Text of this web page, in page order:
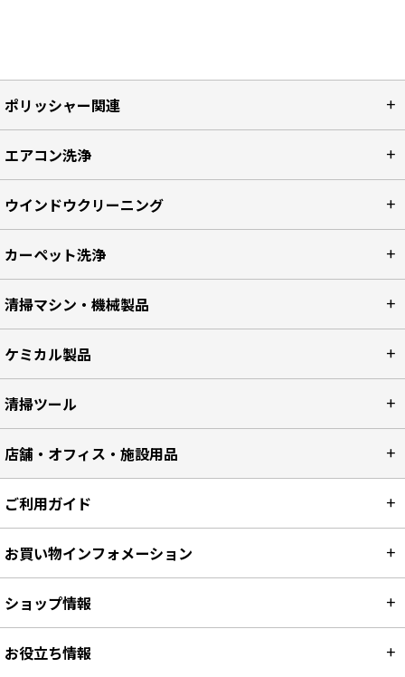
ポリッシャー関連
エアコン洗浄
ウインドウクリーニング
カーペット洗浄
清掃マシン・機械製品
ケミカル製品
清掃ツール
店舗・オフィス・施設用品
ご利用ガイド
お買い物インフォメーション
ショップ情報
お役立ち情報